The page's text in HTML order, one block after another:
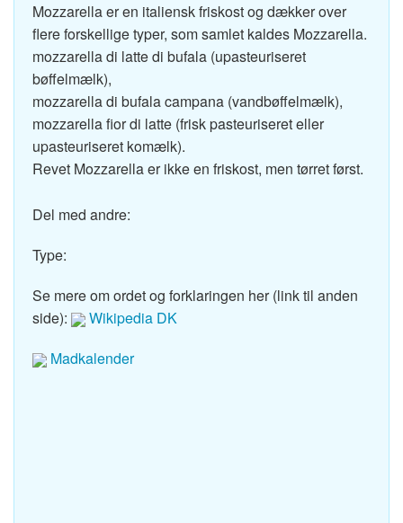
Mozzarella er en italiensk friskost og dækker over
flere forskellige typer, som samlet kaldes Mozzarella.
mozzarella di latte di bufala (upasteuriseret
bøffelmælk),
mozzarella di bufala campana (vandbøffelmælk),
mozzarella fior di latte (frisk pasteuriseret eller
upasteuriseret komælk).
Revet Mozzarella er ikke en friskost, men tørret først.
Del med andre:
Type:
Se mere om ordet og forklaringen her (link til anden
side):
Wikipedia DK
Madkalender